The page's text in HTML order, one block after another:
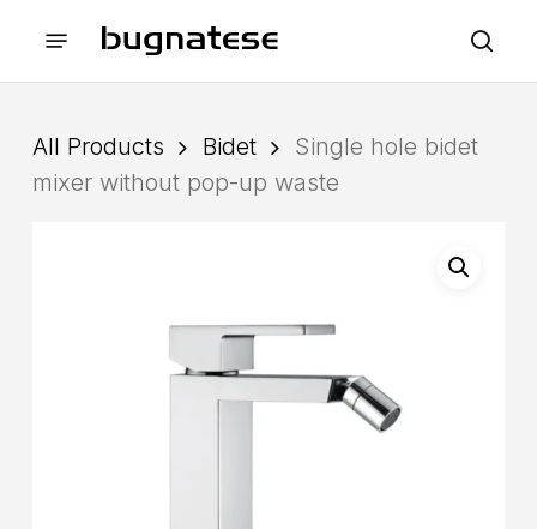
Menu
All Products Bidet
Single hole bidet
mixer without pop-up waste